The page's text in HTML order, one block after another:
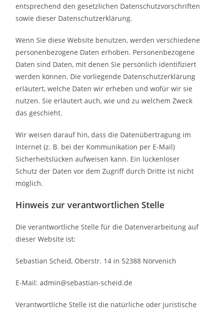
entsprechend den gesetzlichen Datenschutzvorschriften
sowie dieser Datenschutzerklärung.
Wenn Sie diese Website benutzen, werden verschiedene
personenbezogene Daten erhoben. Personenbezogene
Daten sind Daten, mit denen Sie persönlich identifiziert
werden können. Die vorliegende Datenschutzerklärung
erläutert, welche Daten wir erheben und wofür wir sie
nutzen. Sie erläutert auch, wie und zu welchem Zweck
das geschieht.
Wir weisen darauf hin, dass die Datenübertragung im
Internet (z. B. bei der Kommunikation per E-Mail)
Sicherheitslücken aufweisen kann. Ein lückenloser
Schutz der Daten vor dem Zugriff durch Dritte ist nicht
möglich.
Hinweis zur verantwortlichen Stelle
Die verantwortliche Stelle für die Datenverarbeitung auf
dieser Website ist:
Sebastian Scheid, Oberstr. 14 in 52388 Nörvenich
E-Mail: admin@sebastian-scheid.de
Verantwortliche Stelle ist die natürliche oder juristische